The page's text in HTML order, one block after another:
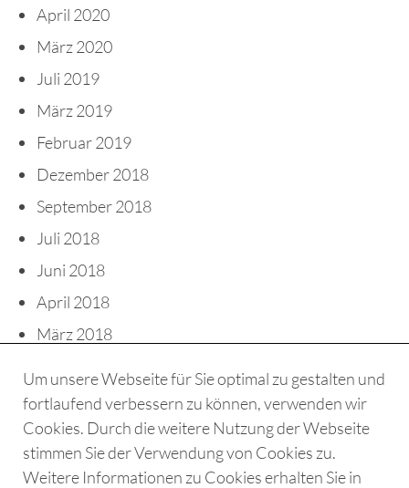
Um unsere Webseite für Sie optimal zu gestalten und
fortlaufend verbessern zu können, verwenden wir
Cookies. Durch die weitere Nutzung der Webseite
stimmen Sie der Verwendung von Cookies zu.
Weitere Informationen zu Cookies erhalten Sie in
April 2020
März 2020
Juli 2019
März 2019
Februar 2019
Dezember 2018
September 2018
Juli 2018
Juni 2018
April 2018
März 2018
AGB